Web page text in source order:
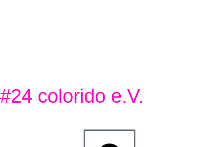
#24 colorido e.V.